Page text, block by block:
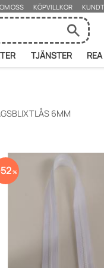
OM OSS KÖPVILLKOR
TJÄNSTER REA
6MM
52%